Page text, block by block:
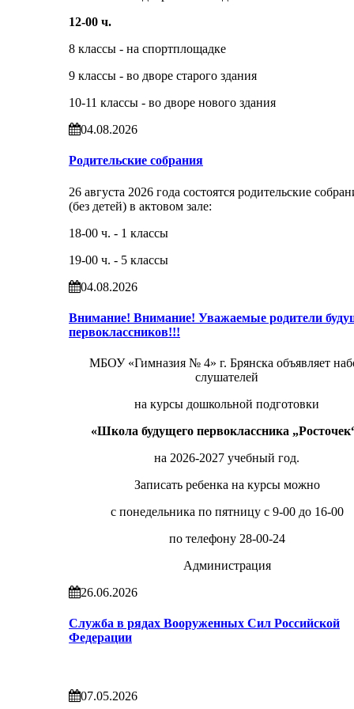
12-00 ч.
8 классы - на спортплощадке
9 классы - во дворе старого здания
10-11 классы - во дворе нового здания
04.08.2026
Родительские собрания
26 августа 2026 года состоятся родительские
(без детей) в актовом зале:
18-00 ч. - 1 классы
19-00 ч. - 5 классы
04.08.2026
Внимание! Внимание! Уважаемые родители
первоклассников!!!
МБОУ «Гимназия № 4» г. Брянска объявляет
слушателей
на курсы дошкольной подготовки
«Школа будущего первоклассника
на 2026-2027 учебный год.
Записать ребенка на курсы можно
с понедельника по пятницу с 9-00 до 16-00
по телефону 28-00-24
Администрация
26.06.2026
Служба в рядах Вооруженных Сил Российской
Федерации
07.05.2026